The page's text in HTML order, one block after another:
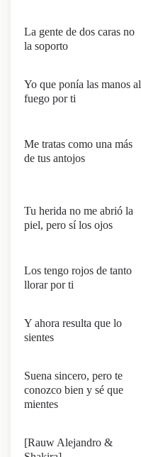
La gente de dos caras no
la soporto
Yo que ponía las manos al
fuego por ti
Me tratas como una más
de tus antojos
Tu herida no me abrió la
piel, pero sí los ojos
Los tengo rojos de tanto
llorar por ti
Y ahora resulta que lo
sientes
Suena sincero, pero te
conozco bien y sé que
mientes
[Rauw Alejandro &